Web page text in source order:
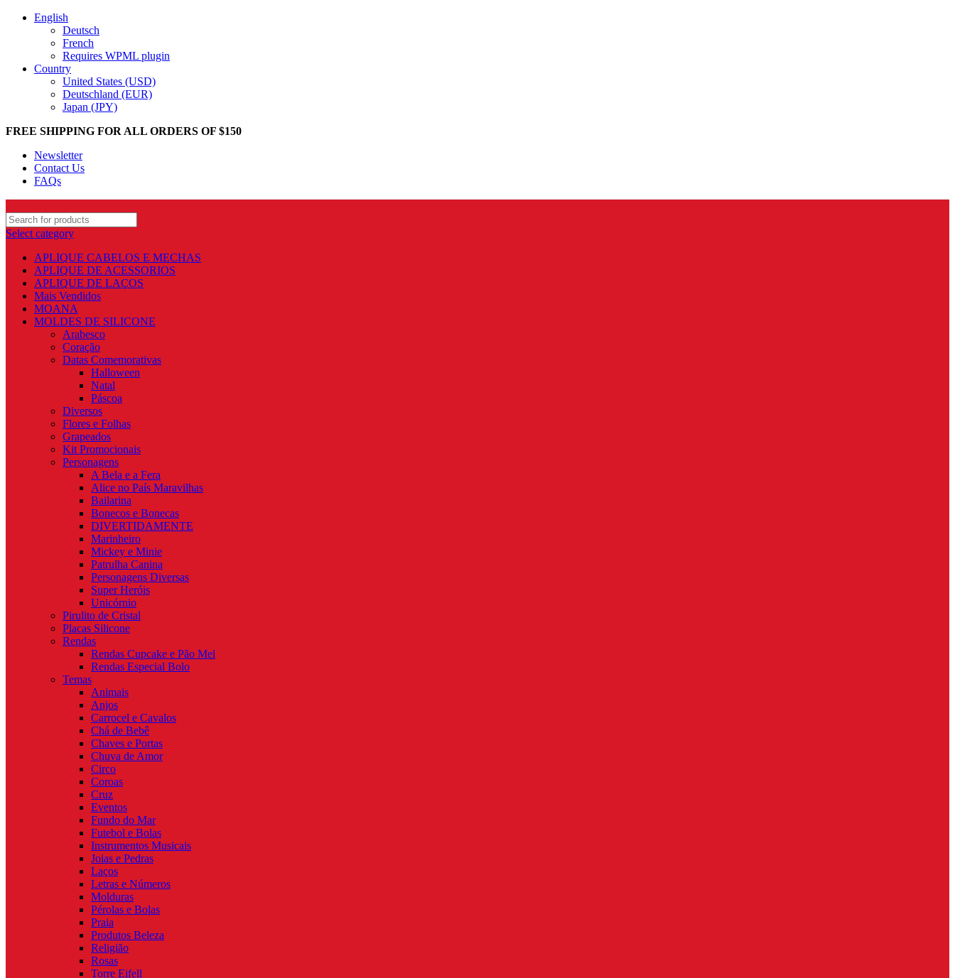
English
Deutsch
French
Requires WPML plugin
Country
United States (USD)
Deutschland (EUR)
Japan (JPY)
FREE SHIPPING FOR ALL ORDERS OF $150
Newsletter
Contact Us
FAQs
Select category
APLIQUE CABELOS E MECHAS
APLIQUE DE ACESSORIOS
APLIQUE DE LAÇOS
Mais Vendidos
MOANA
MOLDES DE SILICONE
Arabesco
Coração
Datas Comemorativas
Halloween
Natal
Páscoa
Diversos
Flores e Folhas
Grapeados
Kit Promocionais
Personagens
A Bela e a Fera
Alice no País Maravilhas
Bailarina
Bonecos e Bonecas
DIVERTIDAMENTE
Marinheiro
Mickey e Minie
Patrulha Canina
Personagens Diversas
Super Heróis
Unicórnio
Pirulito de Cristal
Placas Silicone
Rendas
Rendas Cupcake e Pão Mel
Rendas Especial Bolo
Temas
Animais
Anjos
Carrocel e Cavalos
Chá de Bebê
Chaves e Portas
Chuva de Amor
Circo
Coroas
Cruz
Eventos
Fundo do Mar
Futebol e Bolas
Instrumentos Musicais
Joias e Pedras
Laços
Letras e Números
Molduras
Pérolas e Bolas
Praia
Produtos Beleza
Religião
Rosas
Torre Eifell